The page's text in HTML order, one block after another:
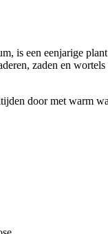
is een eenjarige
zaden en
door met warm